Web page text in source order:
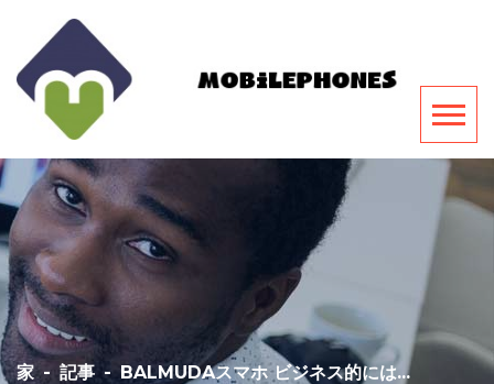
家 - 記事 - BALMUDAスマホ ビジネス的には...